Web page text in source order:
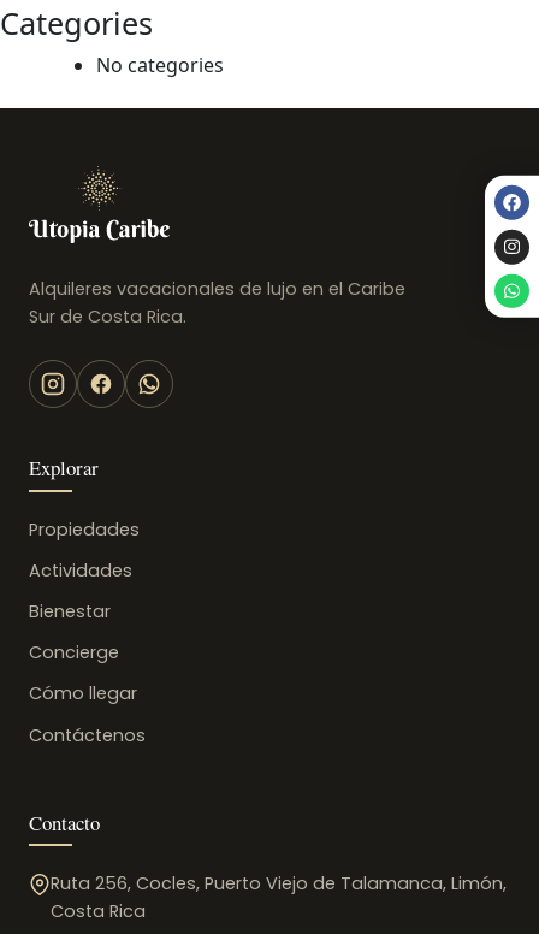
Categories
No categories
Alquileres vacacionales de lujo en el Caribe
Sur de Costa Rica.
Explorar
Propiedades
Actividades
Bienestar
Concierge
Cómo llegar
Contáctenos
Contacto
Ruta 256, Cocles, Puerto Viejo de Talamanca, Limón,
Costa Rica